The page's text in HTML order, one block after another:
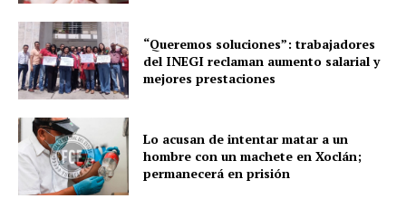
Política
Municipios
“Queremos soluciones”: trabajadores
del INEGI reclaman aumento salarial y
mejores prestaciones
Lo acusan de intentar matar a un
hombre con un machete en Xoclán;
permanecerá en prisión